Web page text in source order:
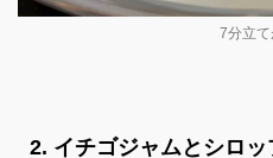
7分立
2. イチゴジャムとシロ